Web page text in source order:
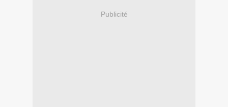
Publicité